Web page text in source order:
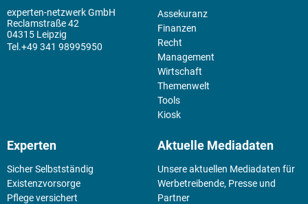
experten-netzwerk GmbH
Reclamstraße 42
04315 Leipzig
+49 341 98995950
Assekuranz
Finanzen
Recht
Management
Wirtschaft
Themenwelt
Tools
Kiosk
Experten
Sicher Selbstständig
Existenz­vorsorge
Pflege versichert
Aktuelle Mediadaten
Unsere aktuellen Mediadaten für
Werbetreibende, Presse und
Partner